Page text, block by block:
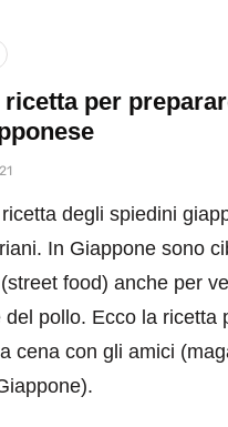
per
degli spiedini
In Giappone sono
food) anche per
del pollo. Ecco la ricetta
cena con gli amici